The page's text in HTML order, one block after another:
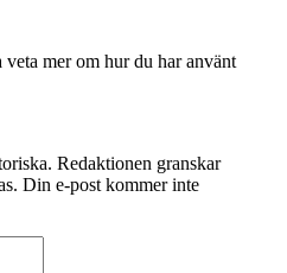
mer om hur du har använt
Redaktionen granskar
Din e-post kommer inte